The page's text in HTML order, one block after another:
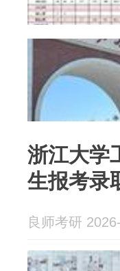
浙江大学
生报考录
良师考研